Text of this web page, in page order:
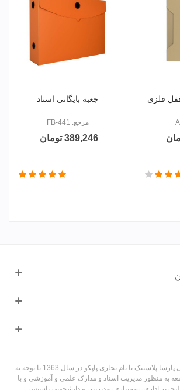
برگ قفل فلزی
جعبه بایگانی اسناد
مرجع: FB-441
389,246 تومان
شرکت تولیدی و صنعتی پارسا پلاستیک با نام تجاری پاپکو در سال 1363 با توجه به
به منظور مدیریت اسناد و مدارک علمی و آموزشی و با